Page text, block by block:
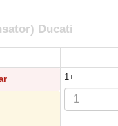
Ducati
1+